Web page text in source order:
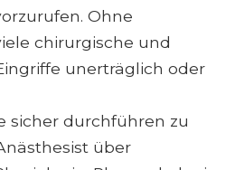
Ohne
chirurgische und
unerträglich oder
sicher durchführen zu
über